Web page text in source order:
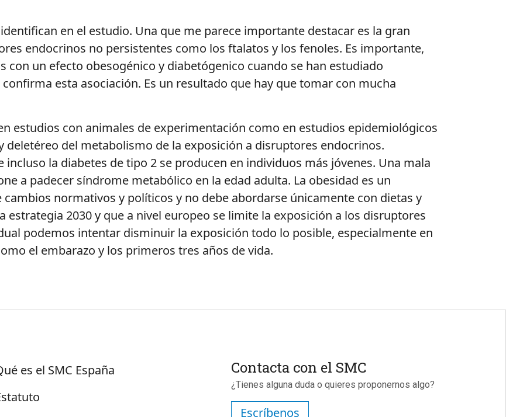
en el estudio. Una que me parece importante destacar es la gran
endocrinos no persistentes como los ftalatos y los fenoles. Es importante,
con un efecto obesogénico y diabetógenico cuando se han estudiado
esta asociación. Es un resultado que hay que tomar con mucha
estudios con animales de experimentación como en estudios epidemiológicos
deletéreo del metabolismo de la exposición a disruptores endocrinos.
la diabetes de tipo 2 se producen en individuos más jóvenes. Una mala
a padecer síndrome metabólico en la edad adulta. La obesidad es un
normativos y políticos y no debe abordarse únicamente con dietas y
estrategia 2030 y que a nivel europeo se limite la exposición a los disruptores
podemos intentar disminuir la exposición todo lo posible, especialmente en
el embarazo y los primeros tres años de vida.
SMC España
es el SMC España
Contacta con el SMC
¿Tienes alguna duda o quieres proponernos algo?
Escríbenos